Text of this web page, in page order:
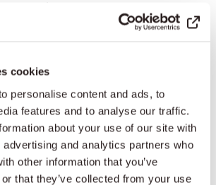
cookies
personalise content and ads, to
features and to analyse our traffic.
about your use of our site with
and analytics partners who
other information that you’ve
that they’ve collected from your use
vaak dat zij overbelast zijn. Ze
vindt Rosa een oudere dame
kreeg al medische thuiszorg, maar
Wij zijn erbij gekomen om haar
het dagelijks leven. Ze zegt nu zelf